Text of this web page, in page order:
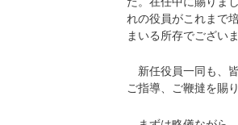
れの役員がこれまで
まいる所存でござい
新任役員一同も、
ご指導、ご鞭撻を賜